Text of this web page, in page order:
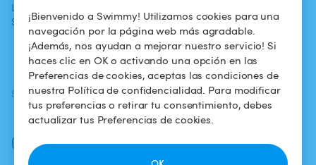
¡Bienvenido a Swimmy! Utilizamos cookies para una
navegación por la página web más agradable.
¡Además, nos ayudan a mejorar nuestro servicio! Si
haces clic en OK o activando una opción en las
Preferencias de cookies, aceptas las condiciones de
nuestra Política de confidencialidad. Para modificar
tus preferencias o retirar tu consentimiento, debes
actualizar tus Preferencias de cookies.
La aventura
Swimmy
piscina
¿Cómo funciona?
confidencialidad
Aviso legal
SÍGUENOS
Facebook
Instagram
DESCARGAR LA APP